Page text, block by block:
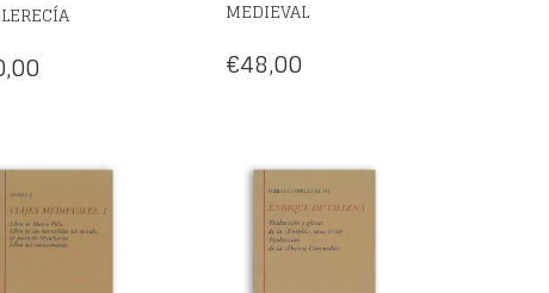
MEDIEVAL
€48,00